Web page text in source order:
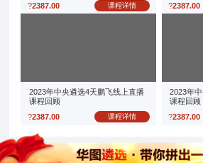
?2387.00 课程详情 ?2387.00
2023年中央遴选4天鹏飞线上直播
课程回顾
?2387.00 课程详情
2023年
课程回顾
?2387.00